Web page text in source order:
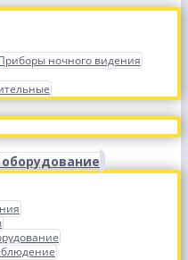
ночного видения